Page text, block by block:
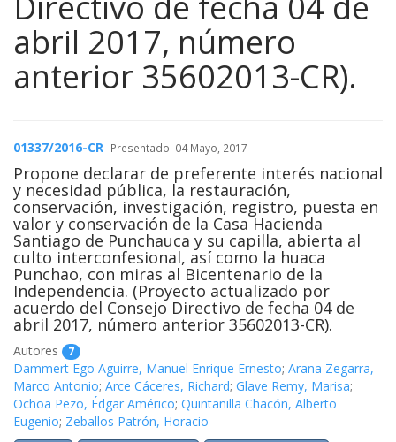
abril 2017, número
anterior 35602013-CR).
01337/2016-CR Presentado: 04 Mayo, 2017
Propone declarar de preferente interés nacional
y necesidad pública, la restauración,
conservación, investigación, registro, puesta en
valor y conservación de la Casa Hacienda
Santiago de Punchauca y su capilla, abierta al
culto interconfesional, así como la huaca
Punchao, con miras al Bicentenario de la
Independencia. (Proyecto actualizado por
acuerdo del Consejo Directivo de fecha 04 de
abril 2017, número anterior 35602013-CR).
Autores 7
Dammert Ego Aguirre, Manuel Enrique Ernesto; Arana Zegarra,
Marco Antonio; Arce Cáceres, Richard; Glave Remy, Marisa;
Ochoa Pezo, Édgar Américo; Quintanilla Chacón, Alberto
Eugenio; Zeballos Patrón, Horacio